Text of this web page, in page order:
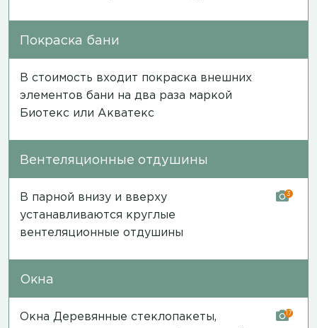
Покраска бани
В стоимость входит покраска внешних
элементов бани на два раза маркой
Биотекс или Акватекс
Вентеляционные отдушины
В парной внизу и вверху
устанавливаются круглые
вентеляционные отдушины
3
Окна
Окна Деревянные стеклопакеты,
17